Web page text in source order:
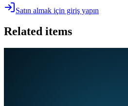
Satın almak için giriş yapın
Related items